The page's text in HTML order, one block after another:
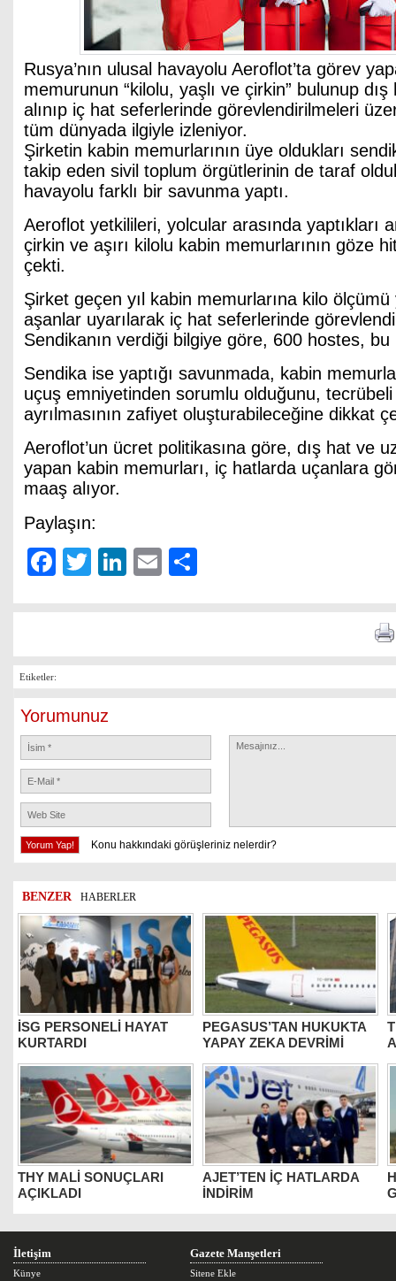
Rusya’nın ulusal havayolu Aeroflot’ta görev
memurunun “kilolu, yaşlı ve çirkin” bulunup
alınıp iç hat seferlerinde görevlendirilmeleri
tüm dünyada ilgiyle izleniyor.
Şirketin kabin memurlarının üye oldukları
takip eden sivil toplum örgütlerinin de taraf
havayolu farklı bir savunma yaptı.
Aeroflot yetkilileri, yolcular arasında yaptıkları
çirkin ve aşırı kilolu kabin memurlarının göze
çekti.
Şirket geçen yıl kabin memurlarına kilo ölçümü
aşanlar uyarılarak iç hat seferlerinde
Sendikanın verdiği bilgiye göre, 600 hostes,
Sendika ise yaptığı savunmada, kabin
uçuş emniyetinden sorumlu olduğunu,
ayrılmasının zafiyet oluşturabileceğine dikkat
Aeroflot’un ücret politikasına göre, dış hat ve
yapan kabin memurları, iç hatlarda uçanlara
maaş alıyor.
Paylaşın:
Facebook
TwitterLinkedIn
Email
Etiketler:
Yorumunuz
Konu hakkındaki görüşleriniz nelerdir?
BENZER HABERLER
İSG PERSONELİ HAYAT
KURTARDI
PEGASUS’TAN HUKUKTA
YAPAY ZEKA DEVRİMİ
THY MALİ SONUÇLARI
AÇIKLADI
AJET’TEN İÇ HATLARDA
İNDİRİM
İletişim
Künye
Gazete Manşetleri
Sitene Ekle